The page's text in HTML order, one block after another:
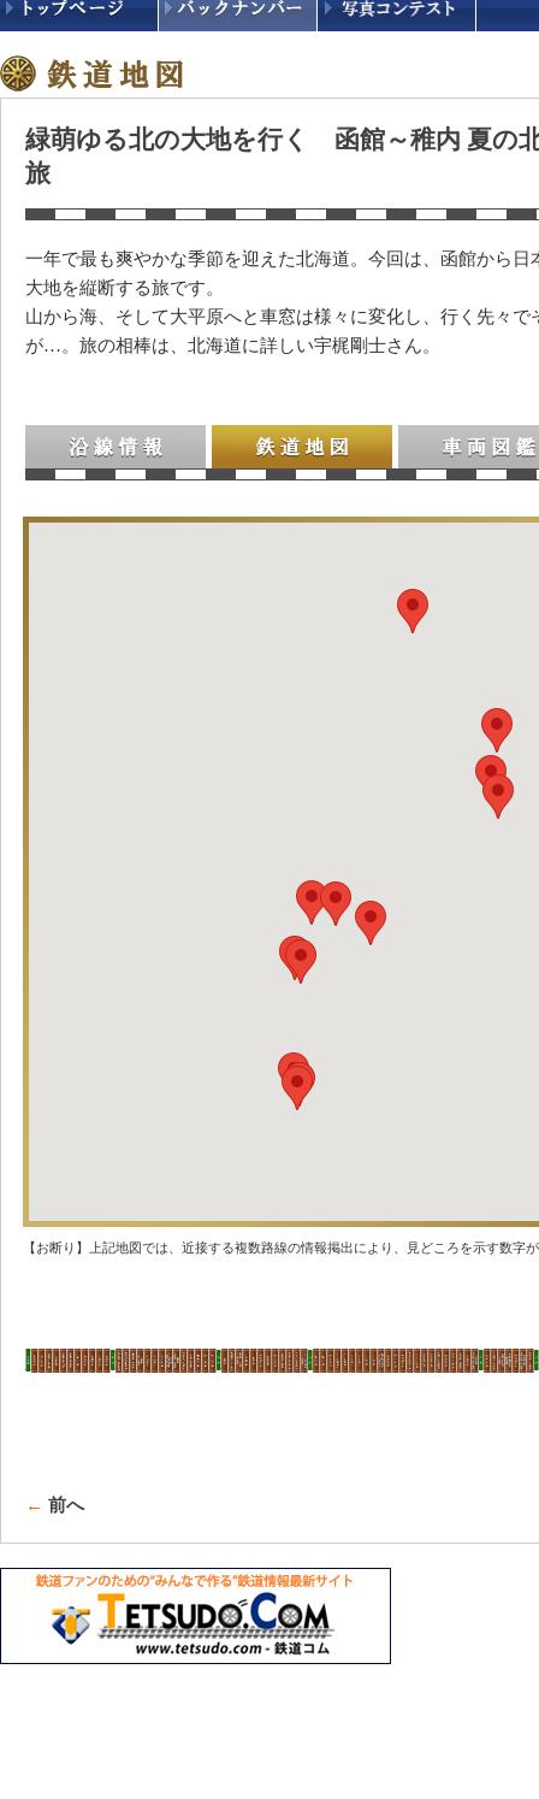
緑萌ゆる北の大地を行く 函館～稚内 夏の
旅
一年で最も爽やかな季節を迎えた北海道。今回は、函館から
大地を縦断する旅です。
山から海、そして大平原へと車窓は様々に変化し、行く先々で
が…。旅の相棒は、北海道に詳しい宇梶剛士さん。
沿線情報 鉄道地図 車両図鑑
【お断り】上記地図では、近接する複数路線の情報掲出により、見どころを示す数字
← 前へ